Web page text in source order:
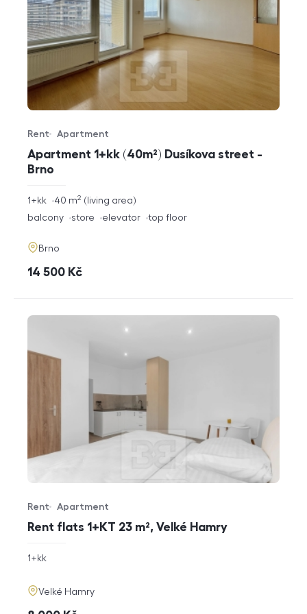
Apartment 1+kk (40m²) Dusíkova street -
Brno
Offer type
Rent
Property type
Apartment
rozměry
1+kk living area
40 m2
funkce
balcony store elevator top floor
adresa
Brno
cena
14 500 Kč
Rent flats 1+KT 23 m², Velké Hamry
Offer type
Rent
Property type
Apartment
rozměry
1+kk
adresa
Velké Hamry